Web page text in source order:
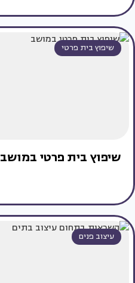
שיפוץ בית פרטי
שיפוץ בית פרטי במושב
עיצוב פנים